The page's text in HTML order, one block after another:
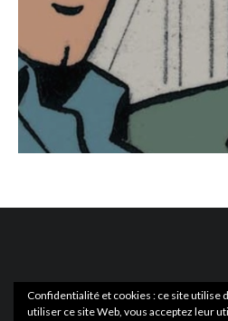
Confidentialité et cookies : ce site utilise
utiliser ce site Web, vous acceptez leur